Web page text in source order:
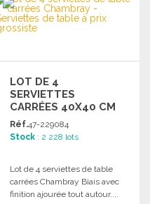
Demander un devis
LOT DE 4
SERVIETTES
CARRÉES 40X40 CM
BLEU CANARD
Réf.47-229084
Stock : 2 228 lots
Lot de 4 serviettes de table
carrées Chambray Biais avec
finition ajourée tout autour....